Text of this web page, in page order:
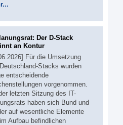
Der D-Stack
an Kontur
Für die Umsetzung
Stacks wurden
entscheidende
vorgenommen.
letzten Sitzung des IT-
haben sich Bund und
auf wesentliche Elemente
Aufbau befindlichen